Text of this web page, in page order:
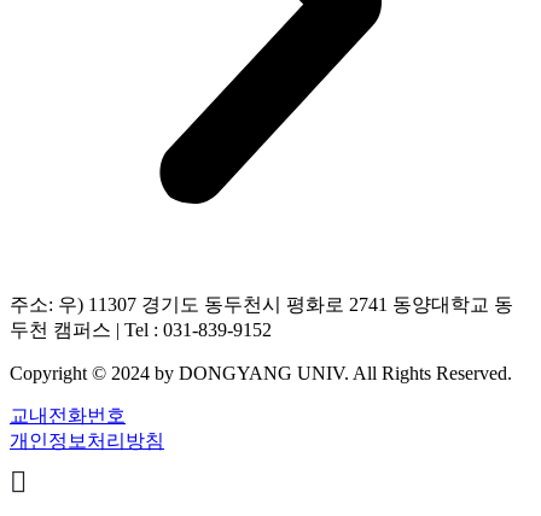
주소: 우) 11307 경기도 동두천시 평화로 2741 동양대학교 동
두천 캠퍼스 | Tel : 031-839-9152
Copyright © 2024 by DONGYANG UNIV. All Rights Reserved.
교내전화번호
개인정보처리방침